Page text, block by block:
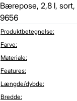
Bærepose, 2,8 l,
9656
Produktbetegnelse:
Farve:
Materiale:
Features:
Længde/dybde:
Bredde: